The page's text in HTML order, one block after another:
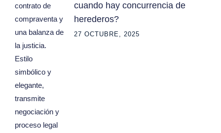
cuando hay concurrencia de
herederos?
27 OCTUBRE, 2025